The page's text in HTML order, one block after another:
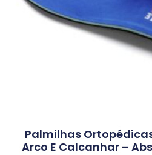
Palmilhas
Arco E Calcanhar –